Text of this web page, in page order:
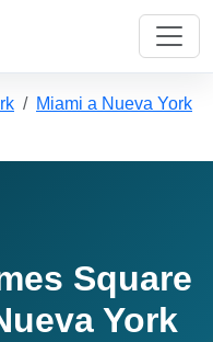
Miami a Nueva York
Square
York